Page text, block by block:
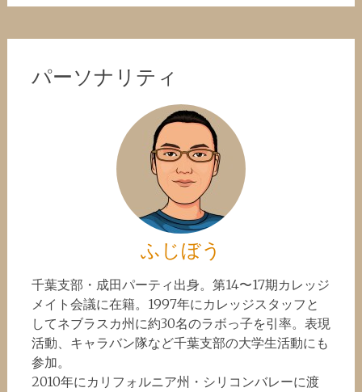
パーソナリティ
ふじぼう
千葉支部・成田パーティ出身。第14〜17期カレッジ
メイト会議に在籍。1997年にカレッジスタッフと
してネブラスカ州に約30名のラボっ子を引率。表現
活動、キャラバン隊など千葉支部の大学生活動にも
参加。
2010年にカリフォルニア州・シリコンバレーに渡